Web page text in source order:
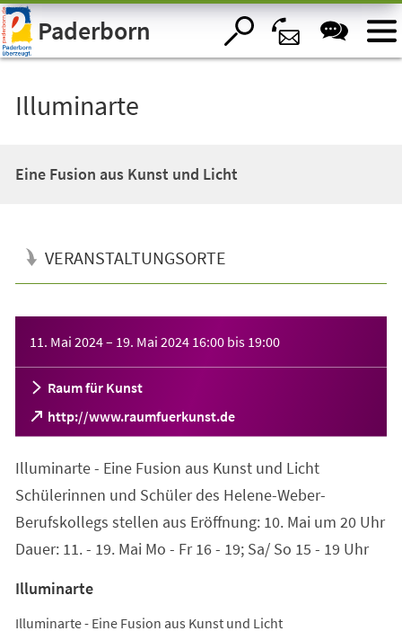
Visuelle
Assistenzsoftware
öffnen.Paderborn
Illuminarte
Eine Fusion aus Kunst und Licht
VERANSTALTUNGSORTE
11. Mai 2024– 19. Mai 2024 16:00 bis 19:00
Raum für Kunst
http://www.raumfuerkunst.de
(Öffnet
in
neuen
Tab)
Illuminarte - Eine Fusion aus Kunst und Licht
Schülerinnen und Schüler des Helene-Weber-
Berufskollegs stellen aus Eröffnung: 10. Mai um 20 Uhr
Dauer: 11. - 19. Mai Mo - Fr 16 - 19; Sa/ So 15 - 19 Uhr
Illuminarte
Illuminarte - Eine Fusion aus Kunst und Licht